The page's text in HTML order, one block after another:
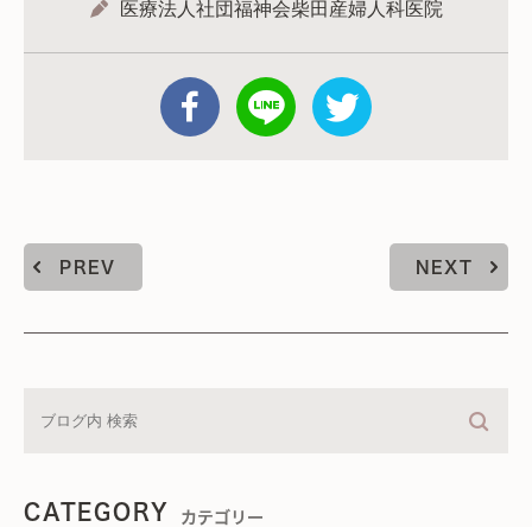
医療法人社団福神会柴田産婦人科医院
PREV NEXT
CATEGORY カテゴリー